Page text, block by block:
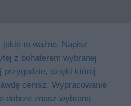
jakie to ważne. Napisz
z bohaterem wybranej
przygodzie, dzięki której
cenisz. Wypracowanie
dobrze znasz wybraną